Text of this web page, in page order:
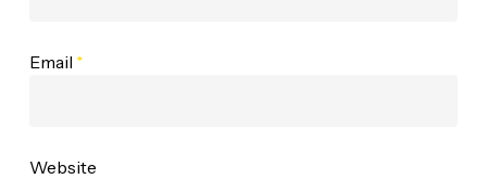
Email *
Website